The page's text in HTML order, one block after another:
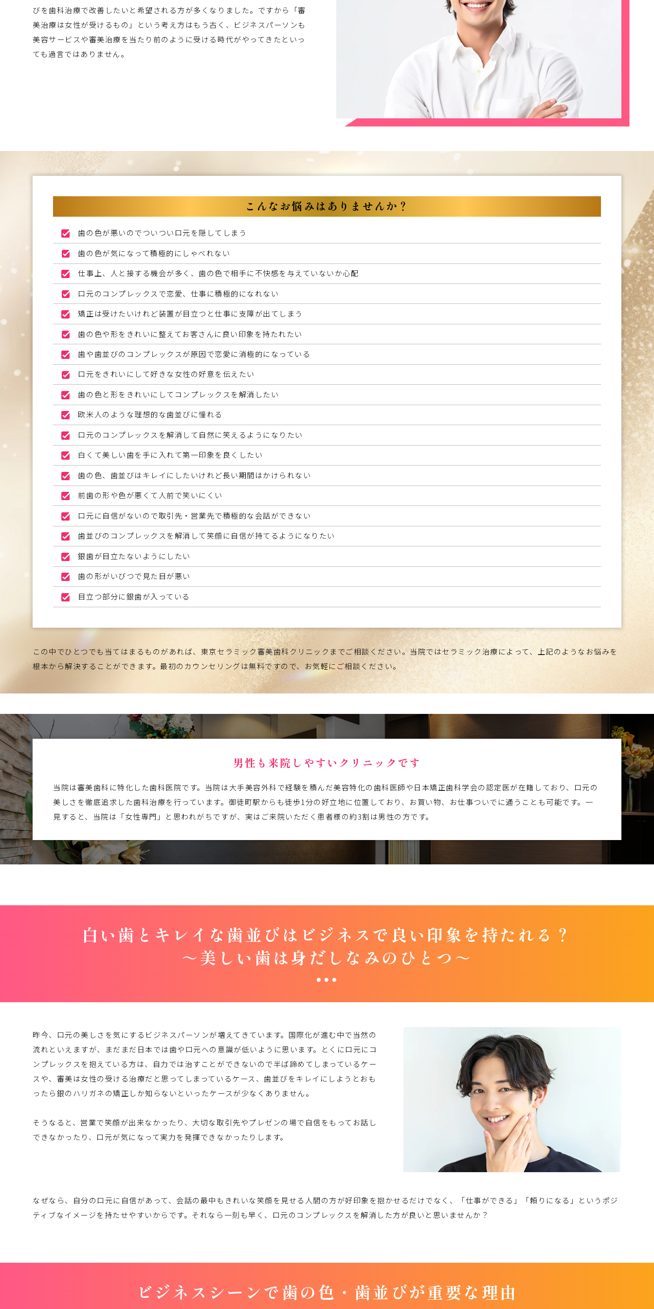
びを歯科治療で改善したいと希望される方が多くなりました。ですから「審
美治療は女性が受けるもの」という考え方はもう古く、ビジネスパーソンも
美容サービスや審美治療を当たり前のように受ける時代がやってきたといっ
ても過言ではありません。
こんなお悩みはありませんか？
歯の色が悪いのでついつい口元を隠してしまう
歯の色が気になって積極的にしゃべれない
仕事上、人と接する機会が多く、歯の色で相手に不快感を与えていないか心配
口元のコンプレックスで恋愛、仕事に積極的になれない
矯正は受けたいけれど装置が目立つと仕事に支障が出てしまう
歯の色や形をきれいに整えてお客さんに良い印象を持たれたい
歯や歯並びのコンプレックスが原因で恋愛に消極的になっている
口元をきれいにして好きな女性の好意を伝えたい
歯の色と形をきれいにしてコンプレックスを解消したい
欧米人のような理想的な歯並びに憧れる
口元のコンプレックスを解消して自然に笑えるようになりたい
白くて美しい歯を手に入れて第一印象を良くしたい
歯の色、歯並びはキレイにしたいけれど長い期間はかけられない
前歯の形や色が悪くて人前で笑いにくい
口元に自信がないので取引先・営業先で積極的な会話ができない
歯並びのコンプレックスを解消して笑顔に自信が持てるようになりたい
銀歯が目立たないようにしたい
歯の形がいびつで見た目が悪い
目立つ部分に銀歯が入っている
この中でひとつでも当てはまるものがあれば、東京セラミック審美歯科クリニックまでご相談ください。当院ではセラミック治療によって、上記のようなお悩みを
根本から解決することができます。最初のカウンセリングは無料ですので、お気軽にご相談ください。
男性も来院しやすいクリニックです
当院は審美歯科に特化した歯科医院です。当院は大手美容外科で経験を積んだ美容特化の歯科医師や日本矯正歯科学会の認定医が在籍しており、口元の
美しさを徹底追求した歯科治療を行っています。御徒町駅からも徒歩1分の好立地に位置しており、お買い物、お仕事ついでに通うことも可能です。一
見すると、当院は「女性専門」と思われがちですが、実はご来院いただく患者様の約3割は男性の方です。
白い歯とキレイな歯並びは ビジネスで良い印象を持たれる？
～ 美しい歯は身だしなみのひとつ～
昨今、口元の美しさを気にするビジネスパーソンが増えてきています。国際化が進む中で当然の
流れといえますが、まだまだ日本では歯や口元への意識が低いように思います。とくに口元にコ
ンプレックスを抱えている方は、自力では治すことができないので半ば諦めてしまっているケー
スや、審美は女性の受ける治療だと思ってしまっているケース、歯並びをキレイにしようとおも
ったら銀のハリガネの矯正しか知らないといったケースが少なくありません。
そうなると、営業で笑顔が出来なかったり、大切な取引先やプレゼンの場で自信をもってお話し
できなかったり、口元が気になって実力を発揮できなかったりします。
なぜなら、自分の口元に自信があって、会話の最中もきれいな笑顔を見せる人間の方が好印象を抱かせるだけでなく、「仕事ができる」「頼りになる」というポジ
ティブなイメージを持たせやすいからです。それなら一刻も早く、口元のコンプレックスを解消した方が良いと思いませんか？
ビジネスシーンで 歯の色・歯並びが重要な理由